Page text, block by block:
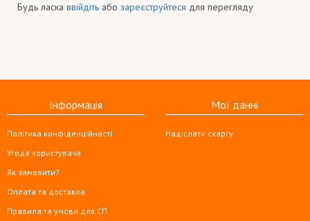
Будь ласка ввійдіть або зареєструйтеся для перегляду
Інформація
Політика конфіденційності
Угода користувача
Як замовити?
Оплата та доставка
Правила та умови для СП
Мої данні
Надіслати скаргу